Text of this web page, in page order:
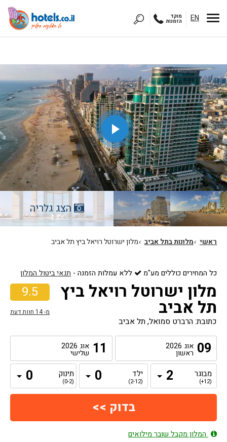
EN מוקד
הזמנות
הצג גלריה
ראשי ›מלונות בתל אביב ›מלון ישרוטל רויאל ביץ תל אביב
כל המחירים כוללים מע"מ ללא עמלות הזמנה - תנאי ביטול המלון
9.5
מ-14 חוות דעת
מלון ישרוטל רויאל ביץ
תל אביב
כתובת: הרברט סמואל, תל אביב
09 אוג 2026
ראשון 11 אוג 2026
שלישי
מבוגר
(12+)
ילד
(2-12)
תינוק
(0-2)
המלון מקבל שובר מילואים